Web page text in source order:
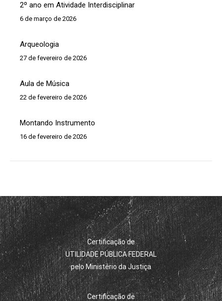
2º ano em Atividade Interdisciplinar
6 de março de 2026
Arqueologia
27 de fevereiro de 2026
Aula de Música
22 de fevereiro de 2026
Montando Instrumento
16 de fevereiro de 2026
Certificação de
UTILIDADE PÚBLICA FEDERAL
pelo Ministério da Justiça
Certificação de